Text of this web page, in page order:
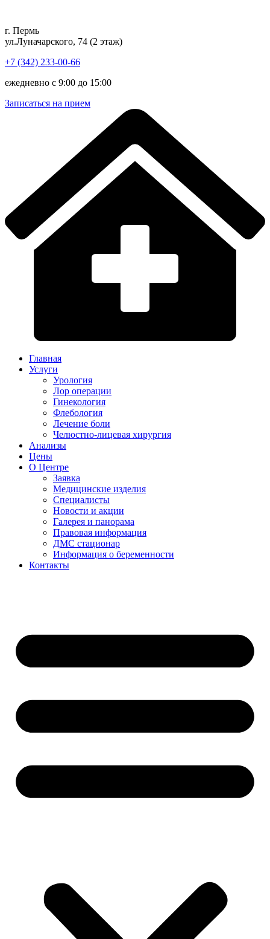
содержимому
г. Пермь
ул.Луначарского, 74 (2 этаж)
+7 (342) 233-00-66
ежедневно с 9:00 до 15:00
Записаться на прием
Главная
Услуги
Урология
Лор операции
Гинекология
Флебология
Лечение боли
Челюстно-лицевая хирургия
Анализы
Цены
О Центре
Заявка
Медицинские изделия
Специалисты
Новости и акции
Галерея и панорама
Правовая информация
ДМС стационар
Информация о беременности
Контакты